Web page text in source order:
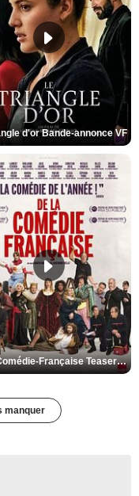
d'or Bande-annonce VF
De la Comédie-Française Teaser VF
manquer